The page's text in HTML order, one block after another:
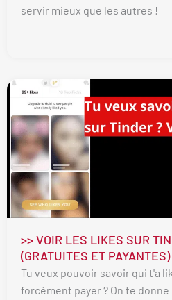
servir mieux que les autres !
>> VOIR LES LIKES SUR
(GRATUITES ET PAYANTES)
Tu veux pouvoir savoir qui t'a
forcément payer ? On te